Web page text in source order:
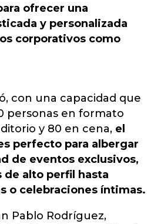
ofrecer una
y personalizada
corporativos como
con una capacidad que
personas en formato
y 80 en cena, el
perfecto para albergar
de eventos exclusivos,
de alto perfil hasta
o celebraciones íntimas.
Pablo Rodríguez,